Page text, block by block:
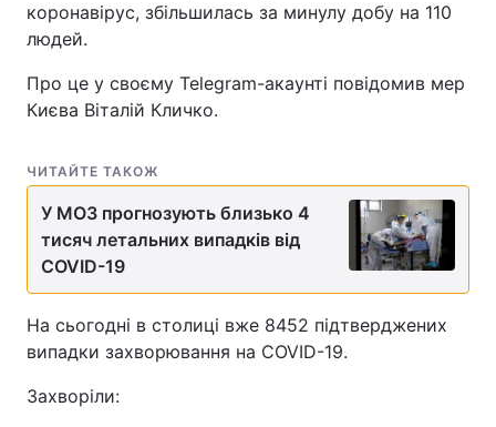
коронавірус, збільшилась за минулу добу на 110
людей.
Про це у своєму Telegram-акаунті повідомив мер
Києва Віталій Кличко.
ЧИТАЙТЕ ТАКОЖ
У МОЗ прогнозують близько 4
тисяч летальних випадків від
COVID-19
На сьогодні в столиці вже 8452 підтверджених
випадки захворювання на COVID-19.
Захворіли: